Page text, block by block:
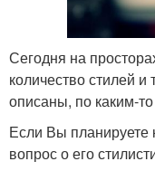
Сегодня на
количество стилей и
описаны, по каким-
Если Вы планируете
вопрос о его